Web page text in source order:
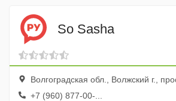
So Sasha
Волгоградская обл., Волжский г.,
+7 (960) 877-00-...